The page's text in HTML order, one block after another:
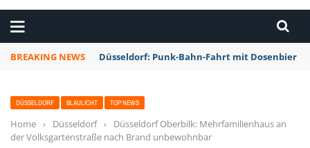
BREAKING NEWS Düsseldorf: Punk-Bahn-Fahrt mit Dosenbier
DÜSSELDORF BLAULICHT TOP NEWS
Home › Düsseldorf ›
Düsseldorf Oberbilk: Mehrfamilienhaus an
der Volksgartenstraße nach Brand unbewohnbar